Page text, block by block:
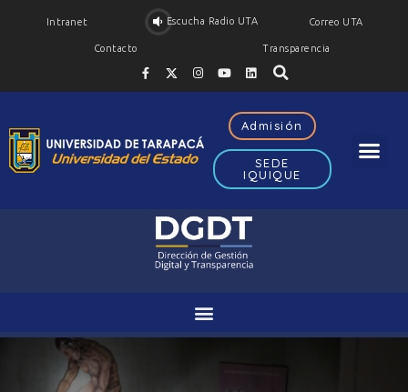
Intranet Escucha Radio UTA Correo UTA
Contacto Transparencia
Admisión
SEDE
IQUIQUE